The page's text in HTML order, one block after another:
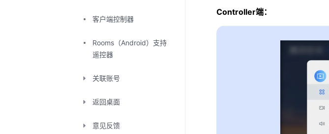
客户端控制器
Rooms（Android）支持
遥控器
关联账号
返回桌面
意见反馈
Controller端：